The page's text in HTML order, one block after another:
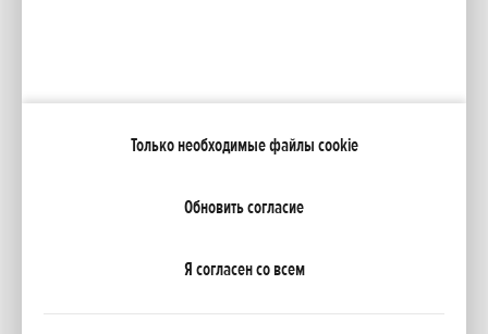
Только необходимые файлы cookie
Обновить согласие
Я согласен со всем
ПОЛИТИКА КОНФИДЕНЦИАЛЬНОСТИ